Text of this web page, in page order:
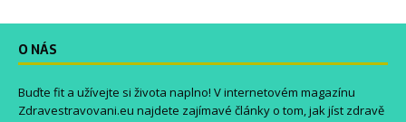
O NÁS
Buďte fit a užívejte si života naplno! V internetovém magazínu
Zdravestravovani.eu najdete zajímavé články o tom, jak jíst zdravě